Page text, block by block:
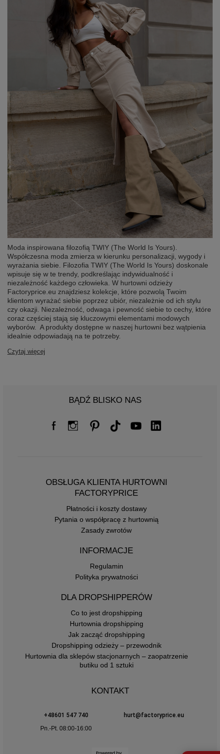
Moda inspirowana filozofią TWIY (The World Is Yours).
Współczesna moda zmierza w kierunku personalizacji, wygody i
wyrażania siebie. Filozofia TWIY (The World Is Yours) doskonale
wpisuje się w te trendy, podkreślając indywidualność i
niezależność każdego człowieka. W hurtowni odzieży
Factoryprice.eu znajdziesz kolekcje, które pozwolą Twoim
klientom wyrażać siebie poprzez ubiór, niezależnie od ich stylu
czy okazji. Niezależność, odwaga i pewność siebie to cechy, które
coraz częściej stają się kluczowymi elementami modowych
wyborów. A produkty dostępne w naszej hurtowni bez wątpienia
idealnie odpowiadają na te potrzeby.
Czytaj więcej
BĄDŹ BLISKO NAS
OBSŁUGA KLIENTA HURTOWNI
FACTORYPRICE
Płatności i koszty dostawy
Pytania o współpracę z hurtownią
Zasady zwrotów
INFORMACJE
Regulamin
Polityka prywatności
DLA DROPSHIPPERÓW
Co to jest dropshipping
Hurtownia dropshipping
Jak zacząć dropshipping
Dropshipping odzieży – przewodnik
Hurtownia dla sklepów stacjonarnych – zaopatrzenie
butiku od 1 sztuki
KONTAKT
+48601 547 740
hurt@factoryprice.eu
Pn.-Pt. 08:00-16:00